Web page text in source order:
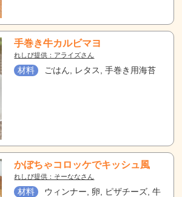
手巻き牛カルビマヨ
れしぴ提供：アライズさん
材料 ごはん, レタス, 手巻き用海苔
かぼちゃコロッケでキッシュ風
れしぴ提供：そーななさん
材料
ウィンナー, 卵, ピザチーズ, 牛